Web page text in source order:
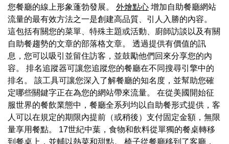
您餐廳的線上形象蓬勃發展。 外燴點心 增加自助餐廳網站
流量的最有效方法之一是創建高品質、引人入勝的內容。
這包括有關您的菜單、特殊主題或活動、廚師訪談以及有關
自助餐趨勢的文章的部落格文章。 透過提供有價值的訊
息，您可以吸引並留住訪客，並鼓勵他們回來分享您的內
容。 排名追蹤器可讓您追蹤您的餐廳在不同搜尋引擎中的
排名。 該工具可讓您深入了解餐廳的知名度，並幫助您確
定哪些關鍵字正在為您的網站帶來流量。 在從美國開始征
服世界的餐飲業態中，餐廳全系列均以自助餐形式提供，客
人可以在規定的期限內提前（或稍後）支付固定金額，無限
量享用餐點。 17世紀中葉，食物和飲料從單獨的餐桌轉移
到餐桌上，並輔以熱菜和甜點。 椅子從餐廳移到了客廳，